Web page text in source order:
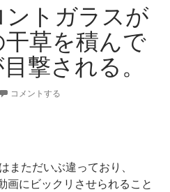
ントガラスが
草を積んで
撃される。
コメントする
まただいぶ違っており、
画にビックリさせられること